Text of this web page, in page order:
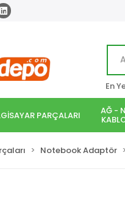
En
PARÇALARI AĞ -
Notebook Adaptör